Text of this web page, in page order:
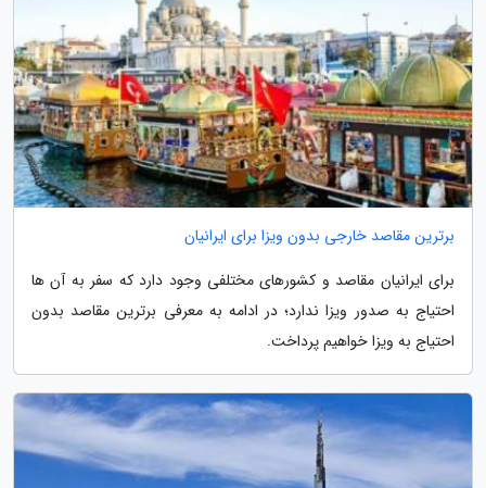
برترین مقاصد خارجی بدون ویزا برای ایرانیان
برای ایرانیان مقاصد و کشورهای مختلفی وجود دارد که سفر به آن ها
احتیاج به صدور ویزا ندارد؛ در ادامه به معرفی برترین مقاصد بدون
احتیاج به ویزا خواهیم پرداخت.